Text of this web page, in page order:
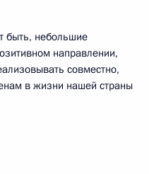
быть, небольшие
направлении,
совместно,
в жизни нашей страны